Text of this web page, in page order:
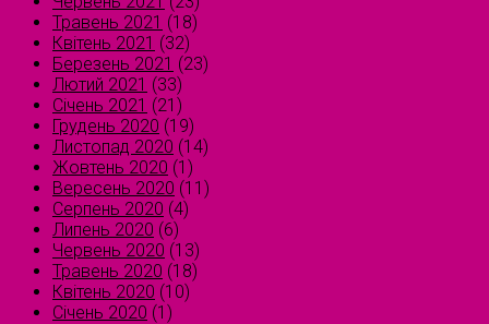
Травень 2021 (18)
Квітень 2021 (32)
Березень 2021 (23)
Лютий 2021 (33)
Січень 2021 (21)
Грудень 2020 (19)
Листопад 2020 (14)
Жовтень 2020 (1)
Вересень 2020 (11)
Серпень 2020 (4)
Липень 2020 (6)
Червень 2020 (13)
Травень 2020 (18)
Квітень 2020 (10)
Січень 2020 (1)